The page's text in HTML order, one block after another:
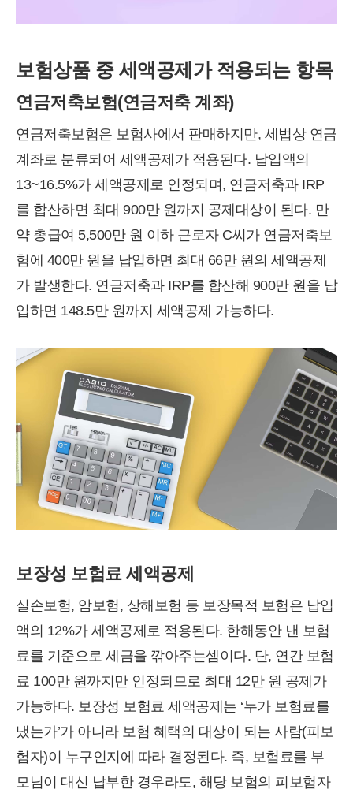
보험상품 중 세액공제가 적용되는 항목
연금저축보험(연금저축 계좌)
연금저축보험은 보험사에서 판매하지만, 세법상 연금
계좌로 분류되어 세액공제가 적용된다. 납입액의
13~16.5%가 세액공제로 인정되며, 연금저축과 IRP
를 합산하면 최대 900만 원까지 공제대상이 된다. 만
약 총급여 5,500만 원 이하 근로자 C씨가 연금저축보
험에 400만 원을 납입하면 최대 66만 원의 세액공제
가 발생한다. 연금저축과 IRP를 합산해 900만 원을 납
입하면 148.5만 원까지 세액공제 가능하다.
보장성 보험료 세액공제
실손보험, 암보험, 상해보험 등 보장목적 보험은 납입
액의 12%가 세액공제로 적용된다. 한해동안 낸 보험
료를 기준으로 세금을 깎아주는셈이다. 단, 연간 보험
료 100만 원까지만 인정되므로 최대 12만 원 공제가
가능하다. 보장성 보험료 세액공제는 ‘누가 보험료를
냈는가’가 아니라 보험 혜택의 대상이 되는 사람(피보
험자)이 누구인지에 따라 결정된다. 즉, 보험료를 부
모님이 대신 납부한 경우라도, 해당 보험의 피보험자